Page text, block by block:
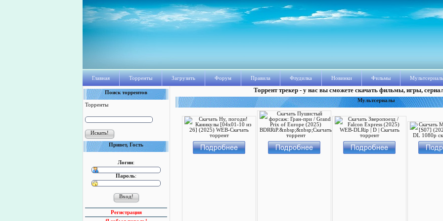
Главная Торренты Загрузить Форум Правила Флудилка Новинки Фильмы
Поиск торрентов
Торренты
Привет, Гость
Логин:
Пароль:
Регистрация
Торрент трекер - у нас вы сможете скачать фильмы, игры,
Мультсериалы